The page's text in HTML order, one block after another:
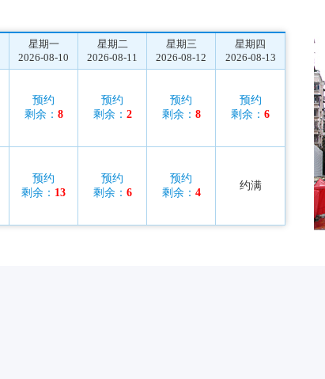
星期一
2026-08-10
星期二
2026-08-11
星期三
2026-08-12
星期四
2026-08-13
预约
剩余： 8
预约
剩余： 2
预约
剩余： 8
预约
剩余： 6
预约
剩余： 13
预约
剩余： 6
预约
剩余： 4
约满